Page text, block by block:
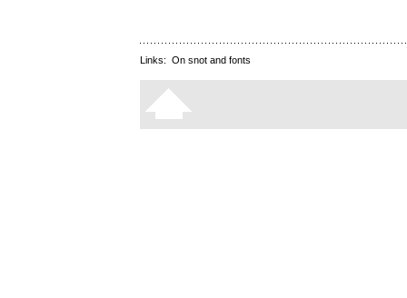
Links: On snot and fonts